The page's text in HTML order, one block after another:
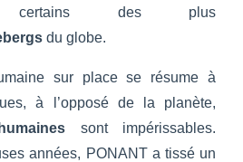
des plus
du globe.
sur place se résume à
à l’opposé de la planète,
sont impérissables.
années, PONANT a tissé un